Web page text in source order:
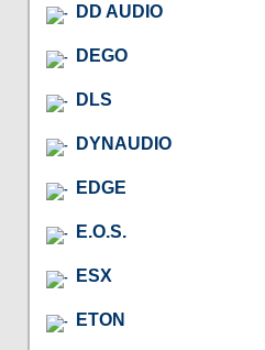
DD AUDIO
DEGO
DLS
DYNAUDIO
EDGE
E.O.S.
ESX
ETON